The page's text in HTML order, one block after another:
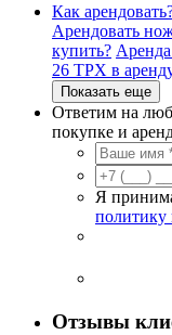
Как
Арендовать
купить?
26 TPX в
Показать еще
Ответим на
покупке и
Я
политику
Отзывы